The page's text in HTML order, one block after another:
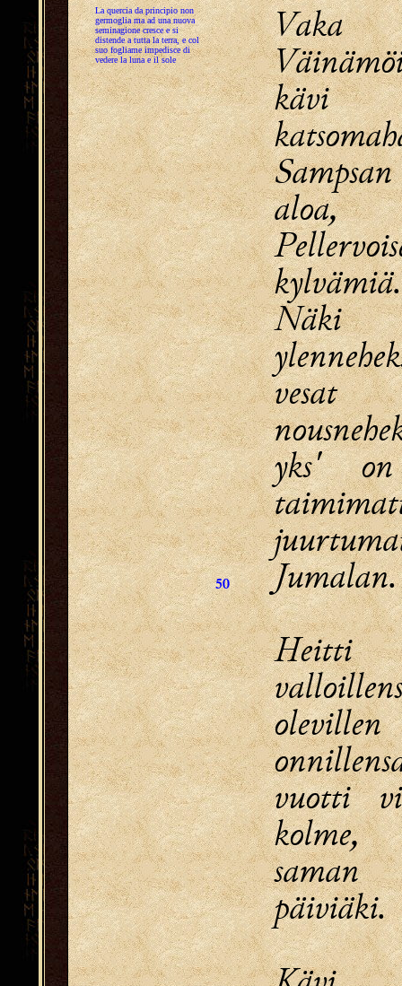
La quercia da principio non
germoglia ma ad una nuova
seminagione cresce e si
distende a tutta la terra, e col
suo fogliame impedisce di
vedere la luna e il sole
50
Vaka
kävi
aloa,
kylvämiä.
vesat
yks'
Jumalan.
Heitti
olevillen
vuotti
kolme,
päiviäki.